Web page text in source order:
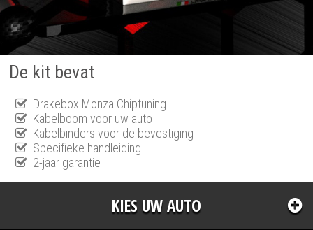
De kit bevat
Drakebox Monza Chiptuning
Kabelboom voor uw auto
Kabelbinders voor de bevestiging
Specifieke handleiding
2-jaar garantie
KIES UW AUTO